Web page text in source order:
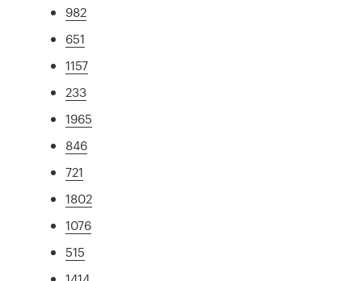
982
651
1157
233
1965
846
721
1802
1076
515